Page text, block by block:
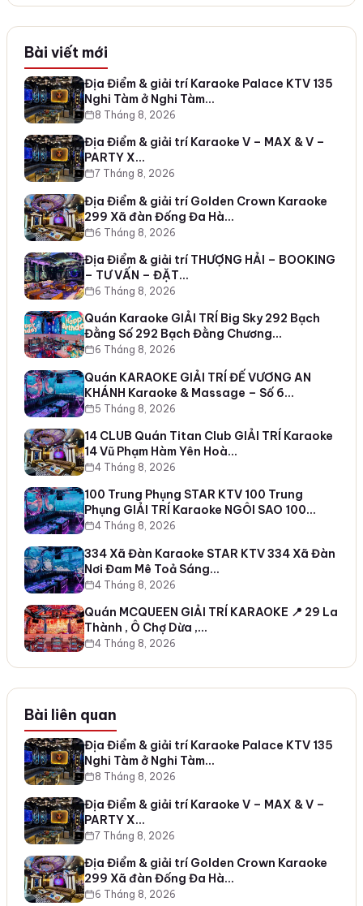
Bài viết mới
Địa Điểm & giải trí Karaoke Palace KTV 135
Nghi Tàm ở Nghi Tàm…
8 Tháng 8, 2026
Địa Điểm & giải trí Karaoke V – MAX & V –
PARTY X…
7 Tháng 8, 2026
Địa Điểm & giải trí Golden Crown Karaoke
299 Xã đàn Đống Đa Hà…
6 Tháng 8, 2026
Địa Điểm & giải trí THƯỢNG HẢI – BOOKING
– TƯ VẤN – ĐẶT…
6 Tháng 8, 2026
Quán Karaoke GIẢI TRÍ Big Sky 292 Bạch
Đằng Số 292 Bạch Đằng Chương…
6 Tháng 8, 2026
Quán KARAOKE GIẢI TRÍ ĐẾ VƯƠNG AN
KHÁNH Karaoke & Massage – Số 6…
5 Tháng 8, 2026
14 CLUB Quán Titan Club GIẢI TRÍ Karaoke
14 Vũ Phạm Hàm Yên Hoà…
4 Tháng 8, 2026
100 Trung Phụng STAR KTV 100 Trung
Phụng GIẢI TRÍ Karaoke NGÔI SAO 100…
4 Tháng 8, 2026
334 Xã Đàn Karaoke STAR KTV 334 Xã Đàn
Nơi Đam Mê Toả Sáng…
4 Tháng 8, 2026
Quán MCQUEEN GIẢI TRÍ KARAOKE 📍 29 La
Thành , Ô Chợ Dừa ,…
4 Tháng 8, 2026
Bài liên quan
Địa Điểm & giải trí Karaoke Palace KTV 135
Nghi Tàm ở Nghi Tàm…
8 Tháng 8, 2026
Địa Điểm & giải trí Karaoke V – MAX & V –
PARTY X…
7 Tháng 8, 2026
Địa Điểm & giải trí Golden Crown Karaoke
299 Xã đàn Đống Đa Hà…
6 Tháng 8, 2026